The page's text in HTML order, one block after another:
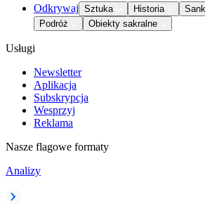
Odkrywaj Sztuka Historia
Podróż
Obiekty sakralne
Usługi
Newsletter
Aplikacja
Subskrypcja
Wesprzyj
Reklama
Nasze flagowe formaty
Analizy